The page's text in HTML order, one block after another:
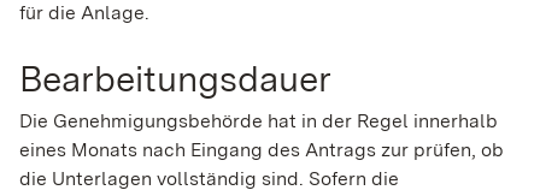
für die Anlage.
Bearbeitungsdauer
Die Genehmigungsbehörde hat in der Regel innerhalb
eines Monats nach Eingang des Antrags zur prüfen, ob
die Unterlagen vollständig sind. Sofern die